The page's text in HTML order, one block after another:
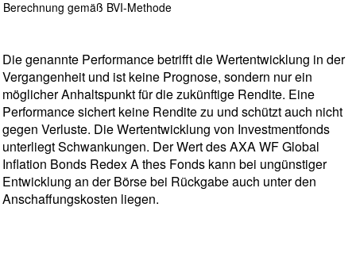
Berechnung gemäß BVI-Methode
Die genannte Performance betrifft die Wertentwicklung in der
Vergangenheit und ist keine Prognose, sondern nur ein
möglicher Anhaltspunkt für die zukünftige Rendite. Eine
Performance sichert keine Rendite zu und schützt auch nicht
gegen Verluste. Die Wertentwicklung von Investmentfonds
unterliegt Schwankungen. Der Wert des AXA WF Global
Inflation Bonds Redex A thes Fonds kann bei ungünstiger
Entwicklung an der Börse bei Rückgabe auch unter den
Anschaffungskosten liegen.